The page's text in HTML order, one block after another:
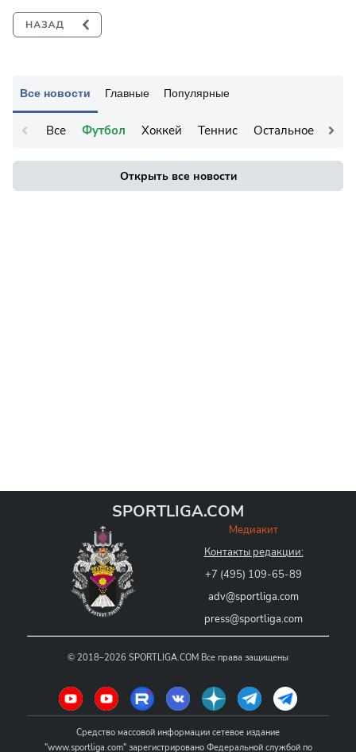
Все новости Главные Популярные
Все Футбол Хоккей Теннис Остальное
Открыть все новости
SPORTLIGA.COM
Медиакит
Контакты редакции:
+7 (495) 109-65-89
adv@sportliga.com
press@sportliga.com
© 2018–2026 SPORTLIGA.COM Все права защищены
Средство массовой информации сетевое издание
"www.sportliga.com" зарегистрировано Федеральной службой по